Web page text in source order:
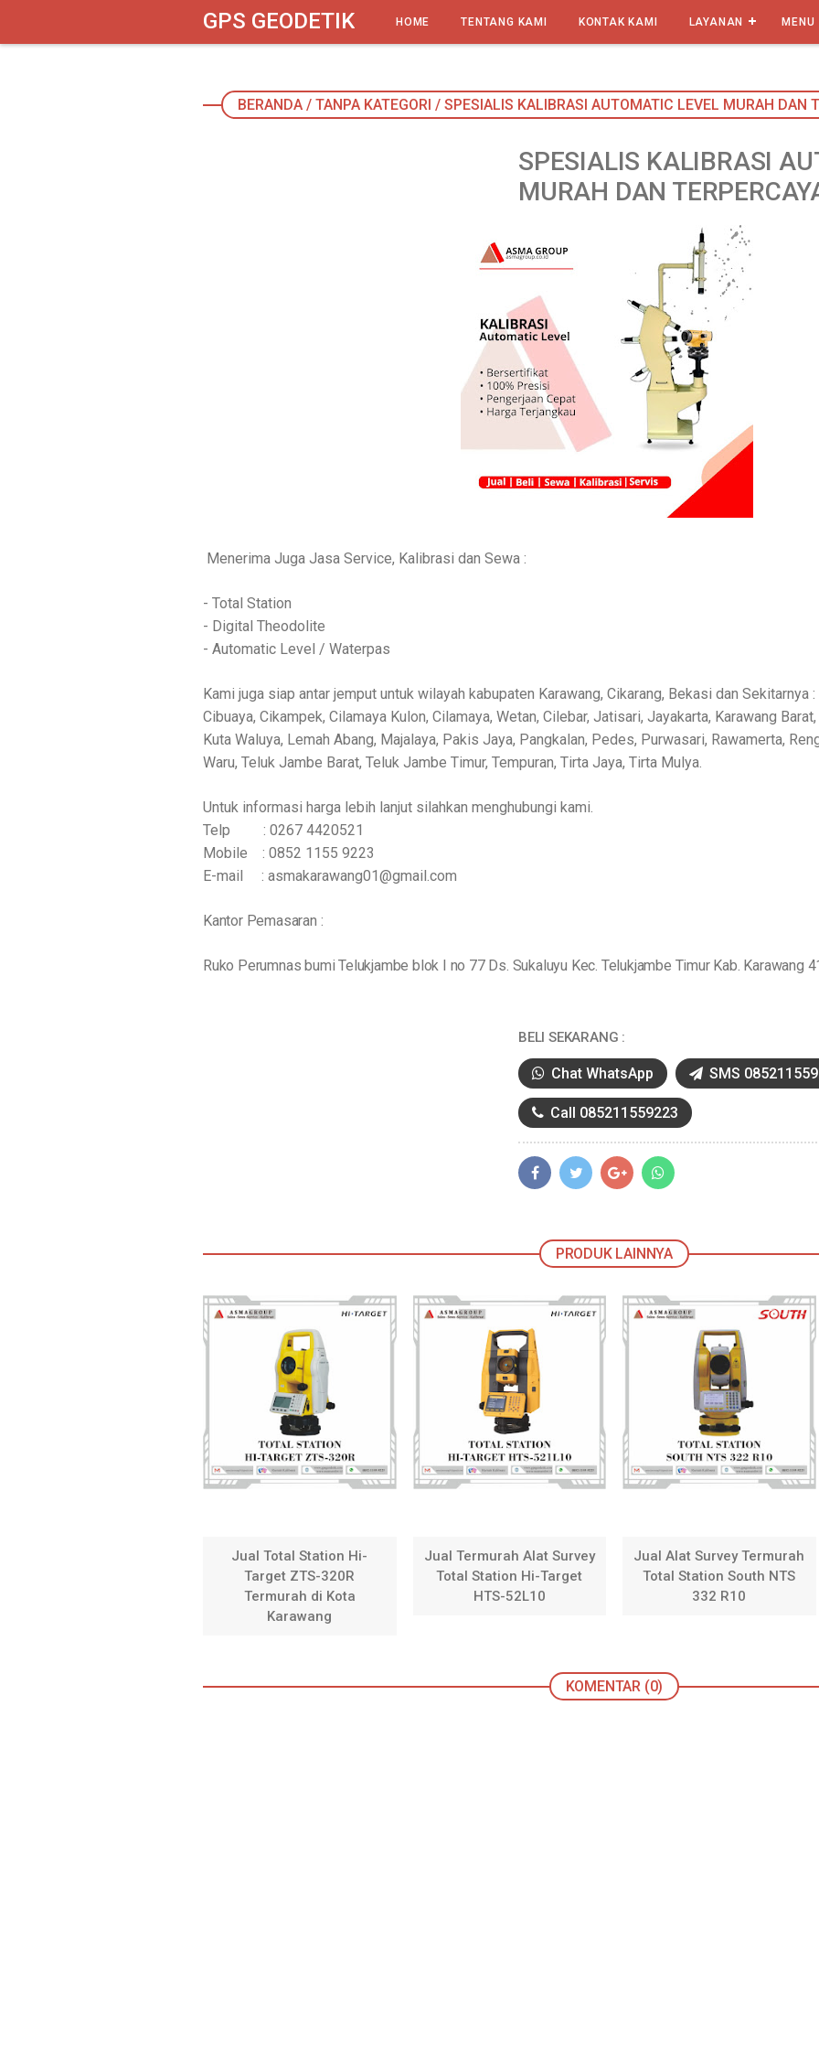
google-site-verification: googlebbbed846b170f625.html
GPS GEODETIK HOME TENTANG KAMI KONTAK KAMI LAYANAN MENU
BERANDA/ TANPA KATEGORI / SPESIALIS KALIBRASI AUTOMATIC LEVEL MURAH DAN
SPESIALIS KALIBRASI
MURAH DAN
Menerima Juga Jasa Service, Kalibrasi dan Sewa :
- Total Station
- Digital Theodolite
- Automatic Level / Waterpas
Kami juga siap antar jemput untuk wilayah kabupaten Karawang, Cikarang, Bekasi dan Sekitarnya
Cibuaya, Cikampek, Cilamaya Kulon, Cilamaya, Wetan, Cilebar, Jatisari, Jayakarta, Karawang
Kuta Waluya, Lemah Abang, Majalaya, Pakis Jaya, Pangkalan, Pedes, Purwasari, Rawamerta,
Waru, Teluk Jambe Barat, Teluk Jambe Timur, Tempuran, Tirta Jaya, Tirta Mulya.
Untuk informasi harga lebih lanjut silahkan menghubungi kami.
Telp : 0267 4420521
Mobile : 0852 1155 9223
E-mail : asmakarawang01@gmail.com
Kantor Pemasaran :
Ruko Perumnas bumi Telukjambe blok I no 77 Ds. Sukaluyu Kec. Telukjambe Timur Kab. Karawang
BELI SEKARANG :
Chat WhatsApp SMS
Call 085211559223
Jual Total Station Hi-
Target ZTS-320R
Termurah di Kota
Karawang
Jual Termurah Alat Survey
Total Station Hi-Target
HTS-52L10
Jual Alat Survey Termurah
Total Station South NTS
332 R10
KOMENTAR (0)